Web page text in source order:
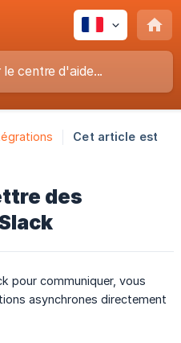
Cet article est
des
pour communiquer, vous
asynchrones directement